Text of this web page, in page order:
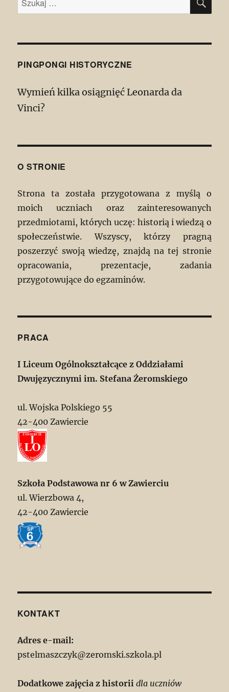
PINGPONGI HISTORYCZNE
Wymień kilka osiągnięć Leonarda da
Vinci?
O STRONIE
Strona ta została przygotowana z myślą o
moich uczniach oraz zainteresowanych
przedmiotami, których uczę: historią i wiedzą o
społeczeństwie. Wszyscy, którzy pragną
poszerzyć swoją wiedzę, znajdą na tej stronie
opracowania, prezentacje, zadania
przygotowujące do egzaminów.
PRACA
I Liceum Ogólnokształcące z Oddziałami
Dwujęzycznymi im. Stefana Żeromskiego
ul. Wojska Polskiego 55
42-400 Zawiercie
Szkoła Podstawowa nr 6 w Zawierciu
ul. Wierzbowa 4,
42-400 Zawiercie
KONTAKT
Adres e-mail:
pstelmaszczyk@zeromski.szkola.pl
Dodatkowe zajęcia z historii dla uczniów